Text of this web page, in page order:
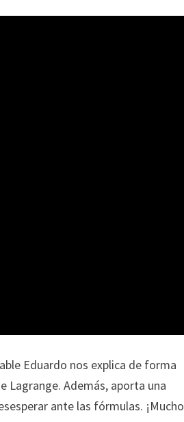
Eduardo nos explica de forma
Lagrange. Además, aporta una
ante las fórmulas. ¡Mucho